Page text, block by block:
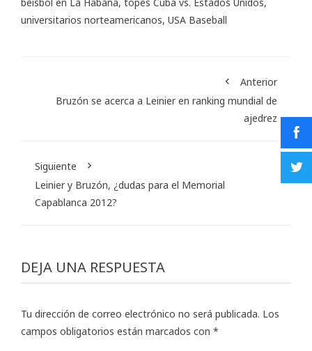
universitarios norteamericanos, USA Baseball
Anterior
Bruzón se acerca a Leinier en ranking mundial de
ajedrez
Siguiente
Leinier y Bruzón, ¿dudas para el Memorial
Capablanca 2012?
DEJA UNA RESPUESTA
Tu dirección de correo electrónico no será publicada. Los
campos obligatorios están marcados con *